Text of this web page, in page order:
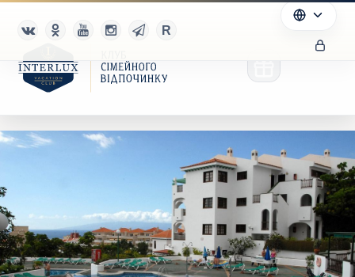
Переваги
Партнерам